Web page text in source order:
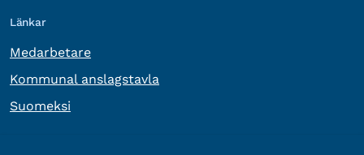
Länkar
Medarbetare
Kommunal anslagstavla
Suomeksi